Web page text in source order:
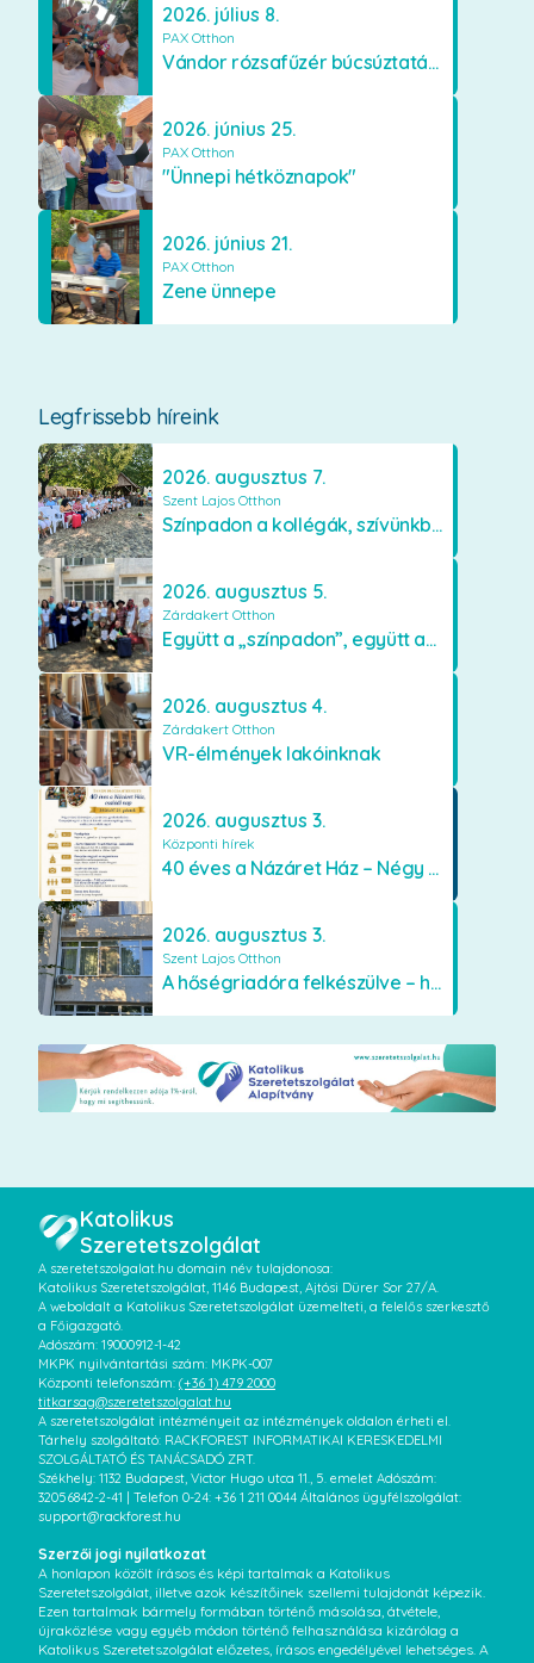
2026. július 8.
PAX Otthon
Vándor rózsafűzér búcsúztatása
2026. június 25.
PAX Otthon
"Ünnepi hétköznapok"
2026. június 21.
PAX Otthon
Zene ünnepe
Legfrissebb híreink
2026. augusztus 7.
Szent Lajos Otthon
Színpadon a kollégák, szívünkben a lakók
2026. augusztus 5.
Zárdakert Otthon
Együtt a „színpadon”, együtt az élményekért 🎭✨
2026. augusztus 4.
Zárdakert Otthon
VR-élmények lakóinknak
2026. augusztus 3.
Központi hírek
40 éves a Názáret Ház – Négy évtized szeretetben és gondoskodásban
2026. augusztus 3.
Szent Lajos Otthon
A hőségriadóra felkészülve – hűsítő fejlesztések a Szent Lajos Otthonban
Katolikus
Szeretetszolgálat
A szeretetszolgalat.hu domain név tulajdonosa:
Katolikus Szeretetszolgálat, 1146 Budapest, Ajtósi Dürer Sor 27/A.
A weboldalt a Katolikus Szeretetszolgálat üzemelteti, a felelős szerkesztő
a Főigazgató.
Adószám: 19000912-1-42
MKPK nyilvántartási szám: MKPK-007
Központi telefonszám: (+36 1) 479 2000
titkarsag@szeretetszolgalat.hu
A szeretetszolgálat intézményeit az intézmények oldalon érheti el.
Tárhely szolgáltató: RACKFOREST INFORMATIKAI KERESKEDELMI
SZOLGÁLTATÓ ÉS TANÁCSADÓ ZRT.
Székhely: 1132 Budapest, Victor Hugo utca 11., 5. emelet Adószám:
32056842-2-41 | Telefon 0-24: +36 1 211 0044 Általános ügyfélszolgálat:
support@rackforest.hu
Szerzői jogi nyilatkozat
A honlapon közölt írásos és képi tartalmak a Katolikus
Szeretetszolgálat, illetve azok készítőinek szellemi tulajdonát képezik.
Ezen tartalmak bármely formában történő másolása, átvétele,
újraközlése vagy egyéb módon történő felhasználása kizárólag a
Katolikus Szeretetszolgálat előzetes, írásos engedélyével lehetséges. A